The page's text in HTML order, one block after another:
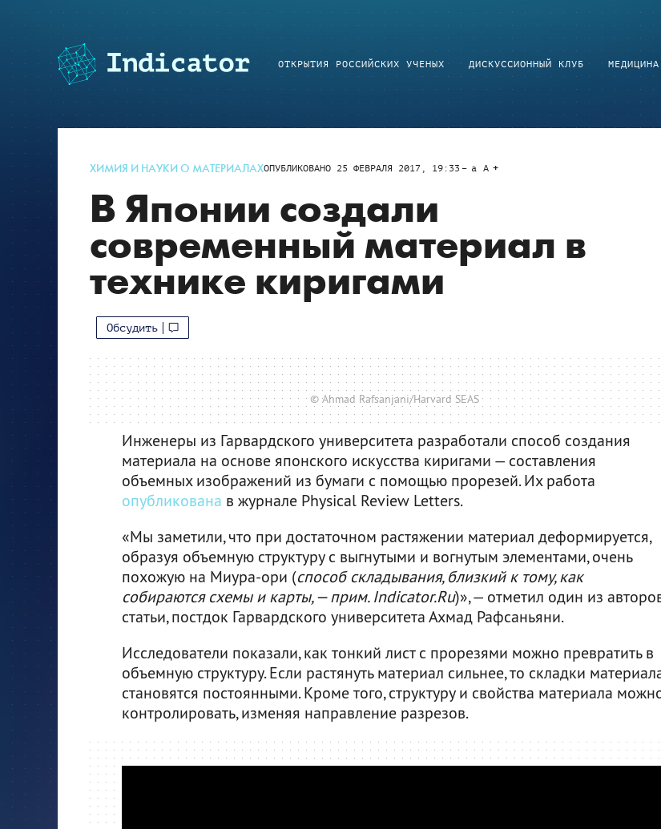
ОТКРЫТИЯ РОССИЙСКИХ УЧЕНЫХ ДИСКУССИОННЫЙ КЛУБ МЕДИЦИНА
ХИМИЯ И НАУКИ О МАТЕРИАЛАХОПУБЛИКОВАНО 25 ФЕВРАЛЯ 2017, 19:33 a A
В Японии создали
современный материал в
технике киригами
Обсудить
© Ahmad Rafsanjani/Harvard SEAS
Инженеры из Гарвардского университета разработали способ создания
материала на основе японского искусства киригами — составления
объемных изображений из бумаги с помощью прорезей. Их работа
опубликована в журнале Physical Review Letters.
«Мы заметили, что при достаточном растяжении материал деформируется,
образуя объемную структуру с выгнутыми и вогнутым элементами, очень
похожую на Миура-ори (способ складывания, близкий к тому, как
собираются схемы и карты, — прим. Indicator.Ru)», — отметил один из
статьи, постдок Гарвардского университета Ахмад Рафсаньяни.
Исследователи показали, как тонкий лист с прорезями можно превратить в
объемную структуру. Если растянуть материал сильнее, то складки
становятся постоянными. Кроме того, структуру и свойства материала
контролировать, изменяя направление разрезов.